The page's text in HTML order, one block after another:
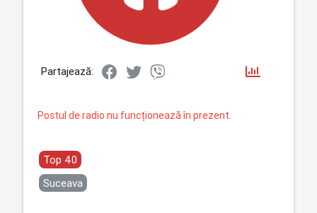
Partajează:
Postul de radio nu funcționează în prezent.
Top 40
Suceava